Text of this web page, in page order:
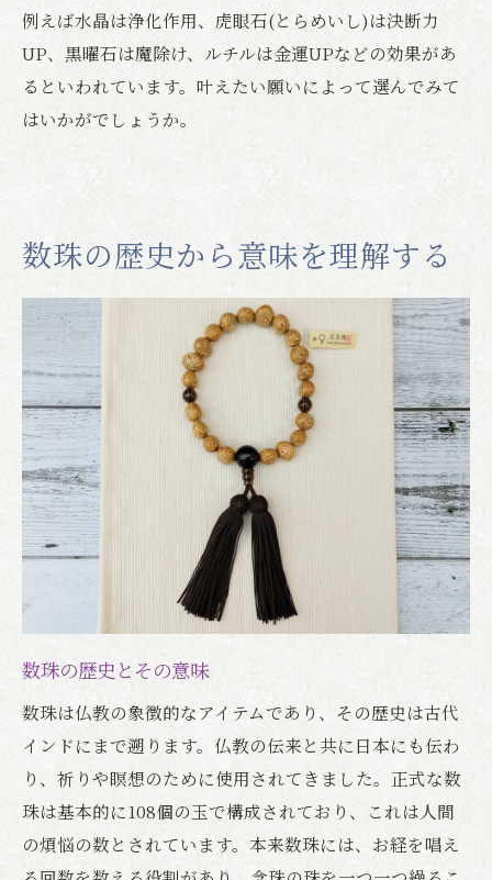
例えば水晶は浄化作用、虎眼石(とらめいし)は決断力
UP、黒曜石は魔除け、ルチルは金運UPなどの効果があ
るといわれています。叶えたい願いによって選んでみて
はいかがでしょうか。
数珠の歴史から意味を理解する
数珠の歴史とその意味
数珠は仏教の象徴的なアイテムであり、その歴史は古代
インドにまで遡ります。仏教の伝来と共に日本にも伝わ
り、祈りや瞑想のために使用されてきました。正式な数
珠は基本的に108個の玉で構成されており、これは人間
の煩悩の数とされています。本来数珠には、お経を唱え